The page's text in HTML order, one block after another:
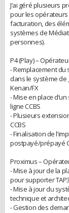
J’ai géré plusieurs
pour les
facturation, des
systèmes de
personnes).
P4 (Play) –
- Remplacement du
dans le système
Kenan/FX
- Mise en place
ligne CCBS
- Plusieurs
CCBS
- Finalisation de
postpayé/prépayé
Proximus –
- Mise à jour de la
pour supporter
- Mise à jour du
technique et
- Gestion des